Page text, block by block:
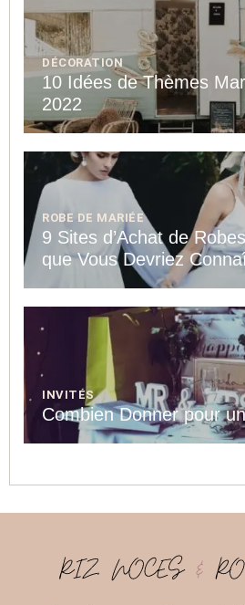
DÉCORATION
10 Idées de Thèmes
2022
ROBE DE MARIÉE
9 Sites d’Achat de
que Vous Devriez
INVITÉS
Combien Donner pour